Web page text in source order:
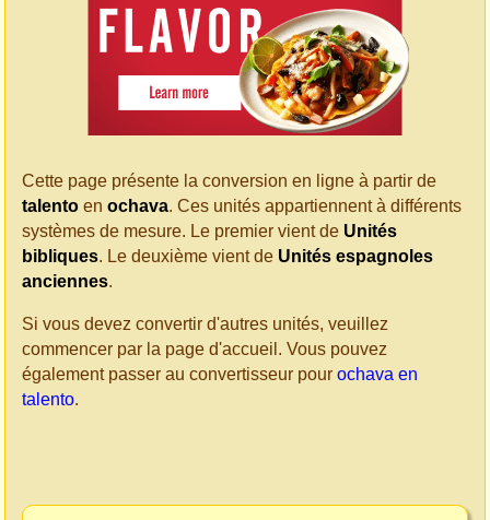
Cette page présente la conversion en ligne à partir de
talento en ochava. Ces unités appartiennent à différents
systèmes de mesure. Le premier vient de Unités
bibliques. Le deuxième vient de Unités espagnoles
anciennes.
Si vous devez convertir d'autres unités, veuillez
commencer par la page d'accueil. Vous pouvez
également passer au convertisseur pour ochava en
talento.